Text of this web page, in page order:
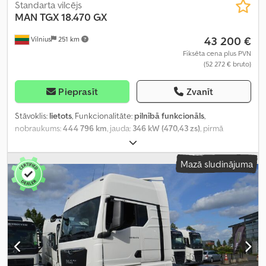
Vilnius 251 km
Standarta vilcējs
MAN TGX 18.470 GX
43 200 €
Fiksēta cena plus PVN
(52 272 € bruto)
Pieprasīt Zvanīt
Stāvoklis: lietots, Funkcionalitāte: pilnībā funkcionāls,
nobraukums:444 796 km , jauda: 346 kW (470,43 zs) , pirmā
, degvielas veids:
svars:8 088 kg, asu konfigurācija:4x2, riteņu bāze:390 mm, krāsa:
balts, pārnesuma veids:automātisks, emisijas klase:Euro 6,
Ražošanas gads: 2022 , cilindru skaits:6, dzinēja tilpums: 12 419 cm³,
stūres rata pozīcija:
, Aprīkojums:
pilna apkope vēsture,
stūres pastiprinātājs,
Mazā sludinājuma